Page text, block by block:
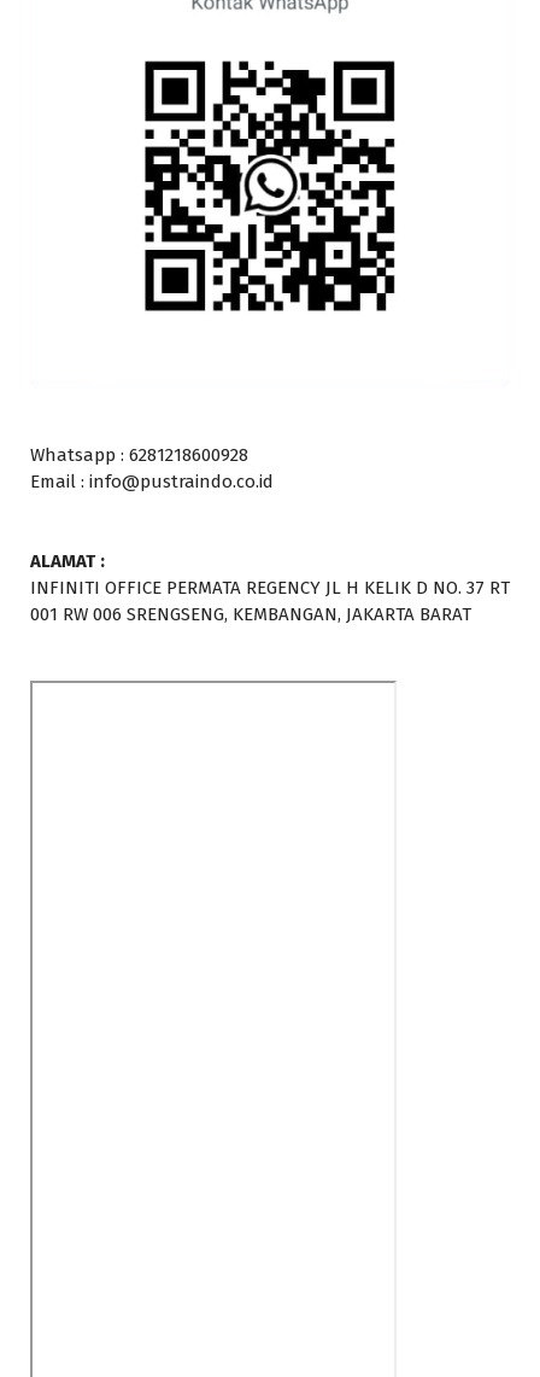
Whatsapp : 6281218600928
Email : info@pustraindo.co.id
ALAMAT :
INFINITI OFFICE PERMATA REGENCY JL H KELIK D NO. 37 RT
001 RW 006 SRENGSENG, KEMBANGAN, JAKARTA BARAT